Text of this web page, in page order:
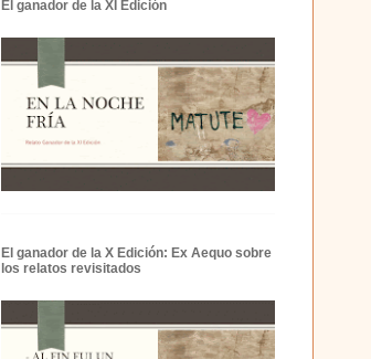
El ganador de la XI Edición
El ganador de la X Edición: Ex Aequo sobre
los relatos revisitados